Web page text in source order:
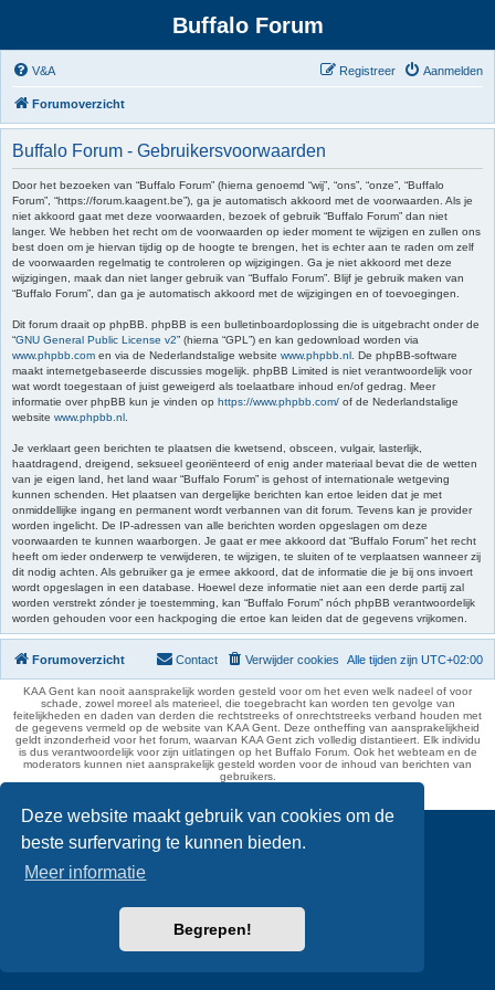
Deze website maakt gebruik van cookies om de
beste surfervaring te kunnen bieden.
Meer informatie
Begrepen!
Buffalo Forum
V&A Aanmelden
Registreer
Forumoverzicht
Buffalo Forum - Gebruikersvoorwaarden
Door het bezoeken van “Buffalo Forum” (hierna genoemd “wij”, “ons”, “onze”, “Buffalo
Forum”, “https://forum.kaagent.be”), ga je automatisch akkoord met de voorwaarden. Als je
niet akkoord gaat met deze voorwaarden, bezoek of gebruik “Buffalo Forum” dan niet
langer. We hebben het recht om de voorwaarden op ieder moment te wijzigen en zullen ons
best doen om je hiervan tijdig op de hoogte te brengen, het is echter aan te raden om zelf
de voorwaarden regelmatig te controleren op wijzigingen. Ga je niet akkoord met deze
wijzigingen, maak dan niet langer gebruik van “Buffalo Forum”. Blijf je gebruik maken van
“Buffalo Forum”, dan ga je automatisch akkoord met de wijzigingen en of toevoegingen.
Dit forum draait op phpBB. phpBB is een bulletinboardoplossing die is uitgebracht onder de
“GNU General Public License v2” (hierna “GPL”) en kan gedownload worden via
www.phpbb.com en via de Nederlandstalige website www.phpbb.nl . De phpBB-software
maakt internetgebaseerde discussies mogelijk. phpBB Limited is niet verantwoordelijk voor
wat wordt toegestaan of juist geweigerd als toelaatbare inhoud en/of gedrag. Meer
informatie over phpBB kun je vinden op https://www.phpbb.com/ of de Nederlandstalige
website www.phpbb.nl
Je verklaart geen berichten te plaatsen die kwetsend, obsceen, vulgair, lasterlijk,
haatdragend, dreigend, seksueel georiënteerd of enig ander materiaal bevat die de wetten
van je eigen land, het land waar “Buffalo Forum” is gehost of internationale wetgeving
kunnen schenden. Het plaatsen van dergelijke berichten kan ertoe leiden dat je met
onmiddellijke ingang en permanent wordt verbannen van dit forum. Tevens kan je provider
worden ingelicht. De IP-adressen van alle berichten worden opgeslagen om deze
voorwaarden te kunnen waarborgen. Je gaat er mee akkoord dat “Buffalo Forum” het recht
heeft om ieder onderwerp te verwijderen, te wijzigen, te sluiten of te verplaatsen wanneer zij
dit nodig achten. Als gebruiker ga je ermee akkoord, dat de informatie die je bij ons invoert
wordt opgeslagen in een database. Hoewel deze informatie niet aan een derde partij zal
worden verstrekt zónder je toestemming, kan “Buffalo Forum” nóch phpBB verantwoordelijk
worden gehouden voor een hackpoging die ertoe kan leiden dat de gegevens vrijkomen.
Forumoverzicht Alle tijden zijn UTC+02:00
Verwijder cookies
Contact
KAA Gent kan nooit aansprakelijk worden gesteld voor om het even welk nadeel of voor
schade, zowel moreel als materieel, die toegebracht kan worden ten gevolge van
feitelijkheden en daden van derden die rechtstreeks of onrechtstreeks verband houden met
de gegevens vermeld op de website van KAA Gent. Deze ontheffing van aansprakelijkheid
geldt inzonderheid voor het forum, waarvan KAA Gent zich volledig distantieert. Elk individu
is dus verantwoordelijk voor zijn uitlatingen op het Buffalo Forum. Ook het webteam en de
moderators kunnen niet aansprakelijk gesteld worden voor de inhoud van berichten van
gebruikers.